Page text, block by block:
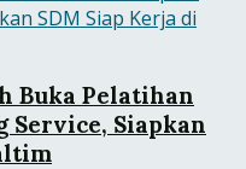
Buka Pelatihan
Service, Siapkan